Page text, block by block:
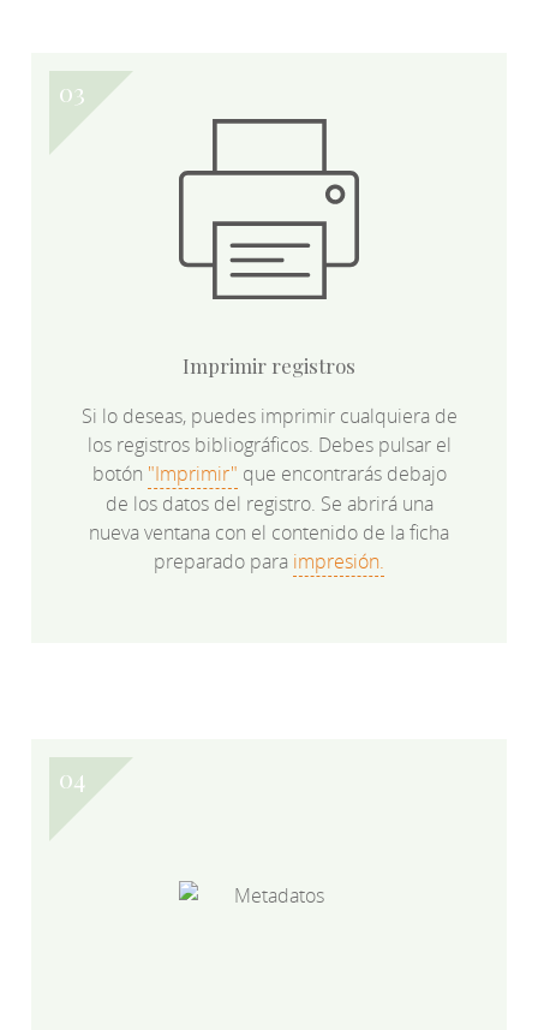
Imprimir registros
Si lo deseas, puedes imprimir cualquiera de
los registros bibliográficos. Debes pulsar el
botón "Imprimir" que encontrarás debajo
de los datos del registro. Se abrirá una
nueva ventana con el contenido de la ficha
preparado para impresión.